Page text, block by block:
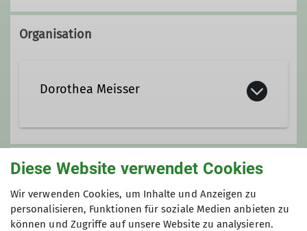
Organisation
Dorothea Meisser
Unsere Veranstaltungsorte
Nordwand
Diese Website verwendet Cookies
Wir verwenden Cookies, um Inhalte und Anzeigen zu
personalisieren, Funktionen für soziale Medien anbieten zu
können und Zugriffe auf unsere Website zu analysieren.